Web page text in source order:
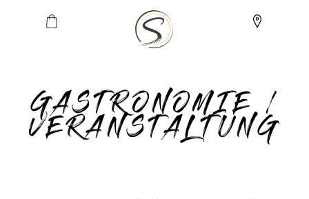
GASTRONOMIE /
VERANSTALTUNG